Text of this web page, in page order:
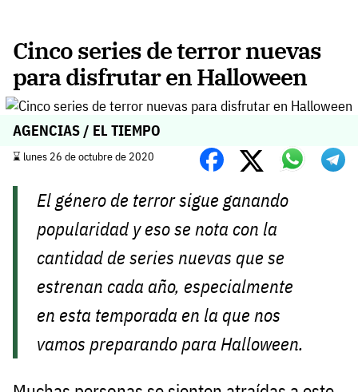
Cinco series de terror nuevas
para disfrutar en Halloween
AGENCIAS / EL TIEMPO
⌛️ lunes 26 de octubre de 2020
El género de terror sigue ganando
popularidad y eso se nota con la
cantidad de series nuevas que se
estrenan cada año, especialmente
en esta temporada en la que nos
vamos preparando para Halloween.